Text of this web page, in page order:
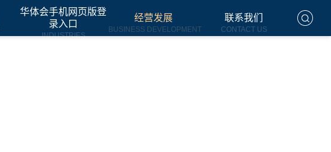
华体会手机网页版登
录入口
INDUSTRIES
经营发展
BUSINESS DEVELOPMENT
联系我们
CONTACT US